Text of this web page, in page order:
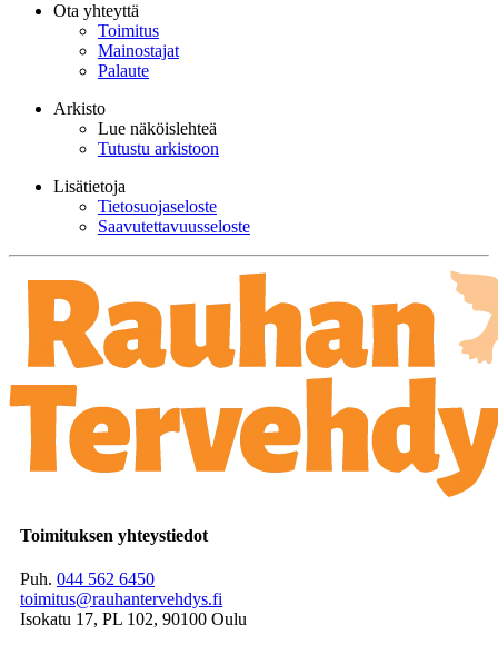
Ota yhteyttä
Toimitus
Mainostajat
Palaute
Arkisto
Lue näköislehteä
Tutustu arkistoon
Lisätietoja
Tietosuojaseloste
Saavutettavuusseloste
Toimituksen yhteystiedot
Puh. 044 562 6450
toimitus@rauhantervehdys.fi
Isokatu 17, PL 102, 90100 Oulu